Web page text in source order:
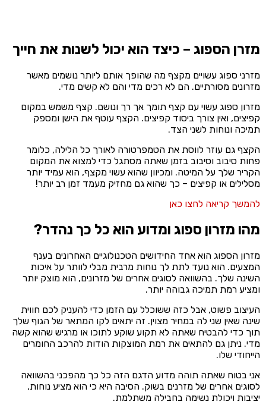
מזרן הספוג – כיצד הוא יכול לשנות את חייך
מזרני ספוג עשויים מקצף מה שהופך אותם ליותר נושמים מאשר
מזרונים מסורתיים. הם לא רכים מדי והם לא קשים מדי.
מזרון ספוג עשוי עם קצף תומך אך רך ונושם. קצף משמש במקום
קפיצים, ואין צורך ביסוד קפיצים. הקצף עוטף את הישן ומספק
תמיכה ונוחות לשני הצד.
הקצף גם עוזר לווסת את הטמפרטורה לאורך כל הלילה, כלומר
פחות סיבוב וסיבוב בזמן שאתה מסתגל כדי למצוא את המקום
הקריר שלך על המיטה. ומכיוון שהוא עשוי מקצף, הוא עמיד יותר
מסלילים או קפיצים – כך שהוא גם מחזיק מעמד זמן רב יותר!
להמשך קריאה לחצו כאן
מהו מזרון ספוג ומדוע הוא כל כך נהדר?
מזרון הספוג הוא אחד החידושים הטכנולוגיים האחרונים בענף
המצעים. הוא נועד לתת לך נוחות מרבית מבלי לוותר על איכות
השינה שלך. בהשוואה לסוגים אחרים של מזרונים, הוא מוצק יותר
ומציע רמת תמיכה גבוהה יותר.
העיצוב פשוט, אבל כזה ששוכלל עם הזמן כדי להעניק לכם חווית
שינה שאין שני לה במחיר מצוין. זה יתאים לקו המתאר של הגוף שלך
תוך כדי להבטיח שאתה לא תקוע שוקע לתוכו או מרגיש שהוא קשה
מדי. ניתן גם להתאים את רמת המוצקות הודות להרכב החומרים
הייחודי שלו.
אני בטוח שאתה תוהה מדוע הדגם הזה כל כך מהפכני בהשוואה
לסוגים אחרים של מזרנים בשוק. הסיבה היא כי הוא מציע נוחות,
יציבות ויכולת נשימה בחבילה משתלמת.